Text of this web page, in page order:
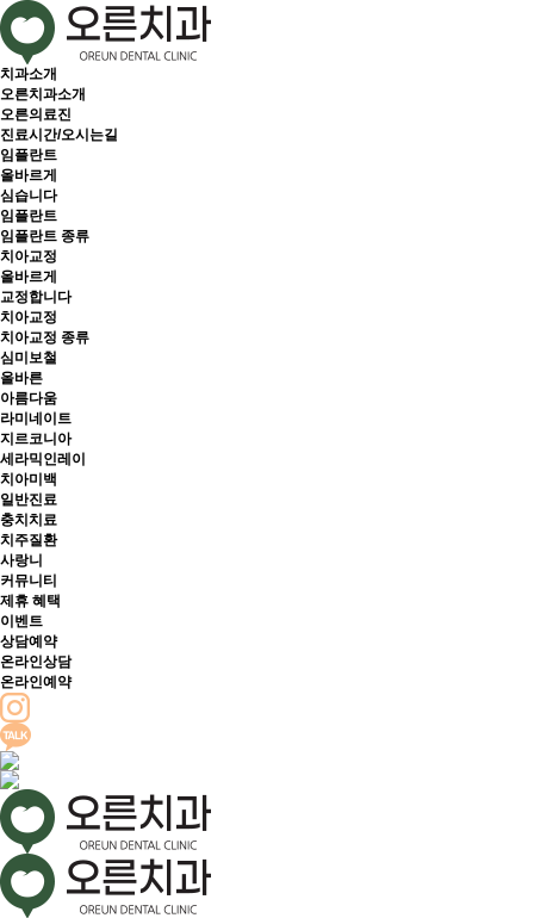
치과소개
오른치과소개
오른의료진
진료시간/오시는길
임플란트
올바르게
심습니다
임플란트
임플란트 종류
치아교정
올바르게
교정합니다
치아교정
치아교정 종류
심미보철
올바른
아름다움
라미네이트
지르코니아
세라믹인레이
치아미백
일반진료
충치치료
치주질환
사랑니
커뮤니티
제휴 혜택
이벤트
상담예약
온라인상담
온라인예약